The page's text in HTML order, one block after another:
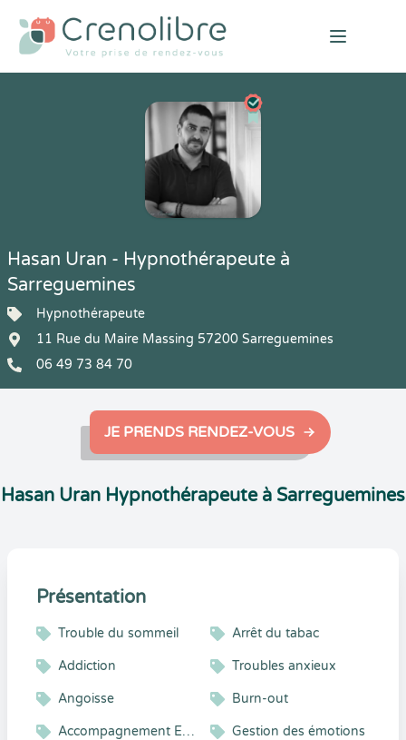
Open
Hasan Uran - Hypnothérapeute à
Sarreguemines
Hypnothérapeute
11 Rue du Maire Massing 57200 Sarreguemines
06 49 73 84 70
JE PRENDS RENDEZ-VOUS
Hasan Uran Hypnothérapeute à Sarreguemines
Présentation
Trouble du sommeil Arrêt du tabac
Addiction Troubles anxieux
Angoisse Burn-out
Accompagnement Enfant et Adolescent Gestion des émotions